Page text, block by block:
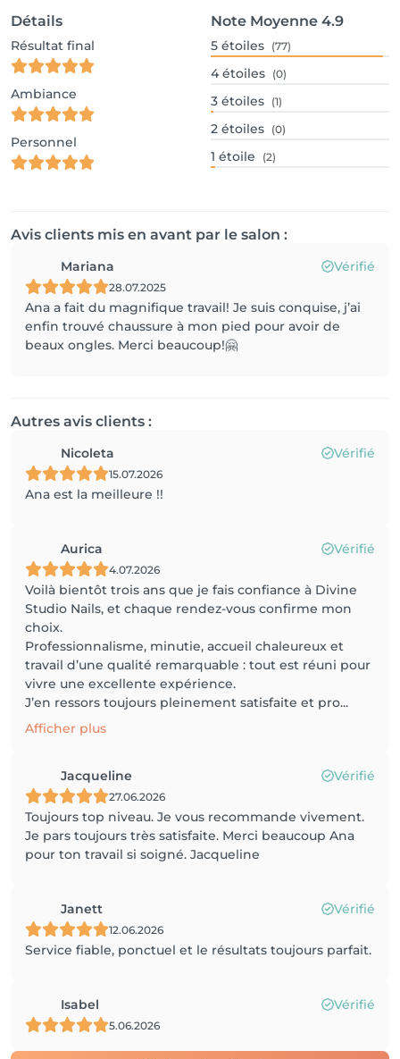
Détails
Résultat final
Ambiance
Personnel
Note Moyenne 4.9
5 étoiles (77)
4 étoiles (0)
3 étoiles (1)
2 étoiles (0)
1 étoile (2)
Avis clients mis en avant par le salon :
Mariana Vérifié
28.07.2025
Ana a fait du magnifique travail! Je suis conquise, j’ai
enfin trouvé chaussure à mon pied pour avoir de
beaux ongles. Merci beaucoup!🤗
Autres avis clients :
Nicoleta Vérifié
15.07.2026
Ana est la meilleure !!
Aurica Vérifié
4.07.2026
Voilà bientôt trois ans que je fais confiance à Divine
Studio Nails, et chaque rendez-vous confirme mon
choix.
Professionnalisme, minutie, accueil chaleureux et
travail d’une qualité remarquable : tout est réuni pour
vivre une excellente expérience.
J’en ressors toujours pleinement satisfaite et pro...
Afficher plus
Jacqueline Vérifié
27.06.2026
Toujours top niveau. Je vous recommande vivement.
Je pars toujours très satisfaite. Merci beaucoup Ana
pour ton travail si soigné. Jacqueline
Janett Vérifié
12.06.2026
Service fiable, ponctuel et le résultats toujours parfait.
Isabel Vérifié
5.06.2026